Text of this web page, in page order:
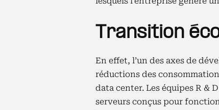
Transition
En effet, l’un des axes de
réductions des
data center. Les équipes R &
serveurs conçus pour